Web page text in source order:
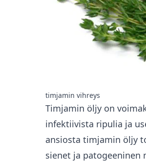
timjamin vihreys
Timjamin öljy on
infektiivista ripulia ja
ansiosta timjamin öljy
sienet ja